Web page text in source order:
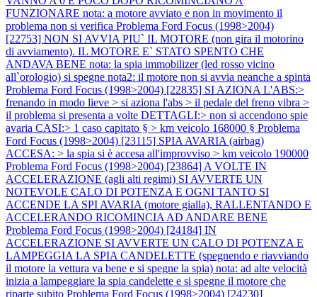
FUNZIONARE nota: a motore avviato e non in movimento il
problema non si verifica Problema Ford Focus (1998>2004)
[22753] NON SI AVVIA PIU` IL MOTORE (non gira il motorino
di avviamento). IL MOTORE E` STATO SPENTO CHE
ANDAVA BENE nota: la spia immobilizer (led rosso vicino
all`orologio) si spegne nota2: il motore non si avvia neanche a spinta
Problema Ford Focus (1998>2004) [22835] SI AZIONA L'ABS:>
frenando in modo lieve > si aziona l'abs > il pedale del freno vibra >
il problema si presenta a volte DETTAGLI:> non si accendono spie
avaria CASI:> 1 caso capitato § > km veicolo 168000 § Problema
Ford Focus (1998>2004) [23115] SPIA AVARIA (airbag)
ACCESA: > la spia si è accesa all'improvviso > km veicolo 190000
Problema Ford Focus (1998>2004) [23864] A VOLTE IN
ACCELERAZIONE (agli alti regimi) SI AVVERTE UN
NOTEVOLE CALO DI POTENZA E OGNI TANTO SI
ACCENDE LA SPI AVARIA (motore gialla), RALLENTANDO E
ACCELERANDO RICOMINCIA AD ANDARE BENE
Problema Ford Focus (1998>2004) [24184] IN
ACCELERAZIONE SI AVVERTE UN CALO DI POTENZA E
LAMPEGGIA LA SPIA CANDELETTE (spegnendo e riavviando
il motore la vettura va bene e si spegne la spia) nota: ad alte velocità
inizia a lampeggiare la spia candelette e si spegne il motore che
riparte subito Problema Ford Focus (1998>2004) [24230]